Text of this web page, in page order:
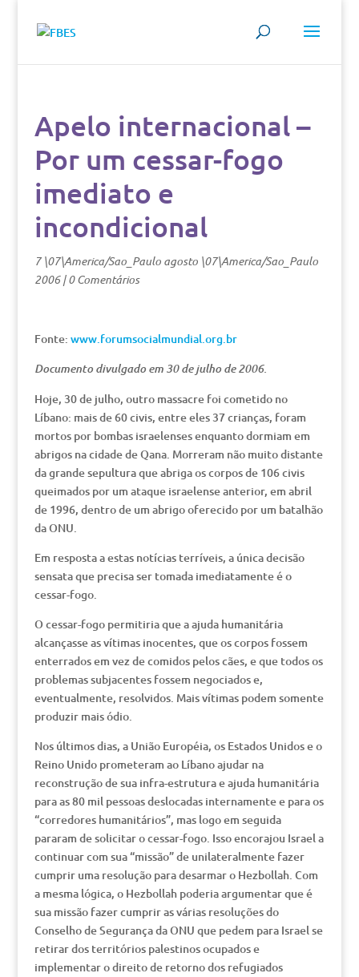
Apelo internacional –
Por um cessar-fogo
imediato e
incondicional
7 \07\America/Sao_Paulo agosto \07\America/Sao_Paulo
2006|0 Comentários
Fonte: www.forumsocialmundial.org.br
Documento divulgado em 30 de julho de 2006.
Hoje, 30 de julho, outro massacre foi cometido no
Líbano: mais de 60 civis, entre eles 37 crianças, foram
mortos por bombas israelenses enquanto dormiam em
abrigos na cidade de Qana. Morreram não muito distante
da grande sepultura que abriga os corpos de 106 civis
queimados por um ataque israelense anterior, em abril
de 1996, dentro de um abrigo oferecido por um batalhão
da ONU.
Em resposta a estas notícias terríveis, a única decisão
sensata que precisa ser tomada imediatamente é o
cessar-fogo.
O cessar-fogo permitiria que a ajuda humanitária
alcançasse as vítimas inocentes, que os corpos fossem
enterrados em vez de comidos pelos cães, e que todos os
problemas subjacentes fossem negociados e,
eventualmente, resolvidos. Mais vítimas podem somente
produzir mais ódio.
Nos últimos dias, a União Européia, os Estados Unidos e o
Reino Unido prometeram ao Líbano ajudar na
reconstrução de sua infra-estrutura e ajuda humanitária
para as 80 mil pessoas deslocadas internamente e para os
“corredores humanitários”, mas logo em seguida
pararam de solicitar o cessar-fogo. Isso encorajou Israel a
continuar com sua “missão” de unilateralmente fazer
cumprir uma resolução para desarmar o Hezbollah. Com
a mesma lógica, o Hezbollah poderia argumentar que é
sua missão fazer cumprir as várias resoluções do
Conselho de Segurança da ONU que pedem para Israel se
retirar dos territórios palestinos ocupados e
implementar o direito de retorno dos refugiados